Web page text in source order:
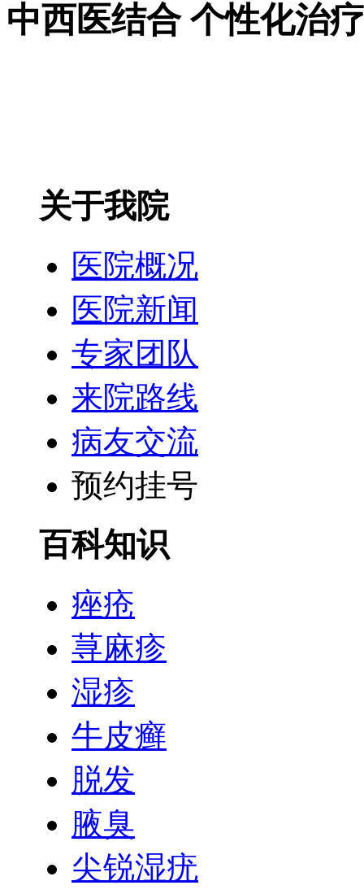
中西医结合 个性化治
关于我院
医院概况
医院新闻
专家团队
来院路线
病友交流
预约挂号
百科知识
痤疮
荨麻疹
湿疹
牛皮癣
脱发
腋臭
尖锐湿疣